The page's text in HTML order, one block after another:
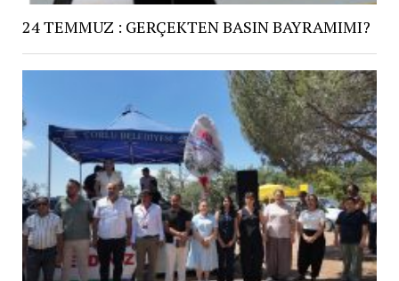
24 TEMMUZ : GERÇEKTEN BASIN BAYRAMIMI?